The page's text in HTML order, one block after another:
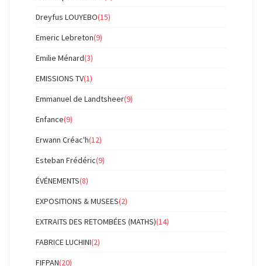
Dreyfus LOUYEBO(15)
Emeric Lebreton(9)
Emilie Ménard(3)
EMISSIONS TV(1)
Emmanuel de Landtsheer(9)
Enfance(9)
Erwann Créac'h(12)
Esteban Frédéric(9)
ÉVÉNEMENTS(8)
EXPOSITIONS & MUSEES(2)
EXTRAITS DES RETOMBÉES (MATHS)(14)
FABRICE LUCHINI(2)
FIFPAN(20)